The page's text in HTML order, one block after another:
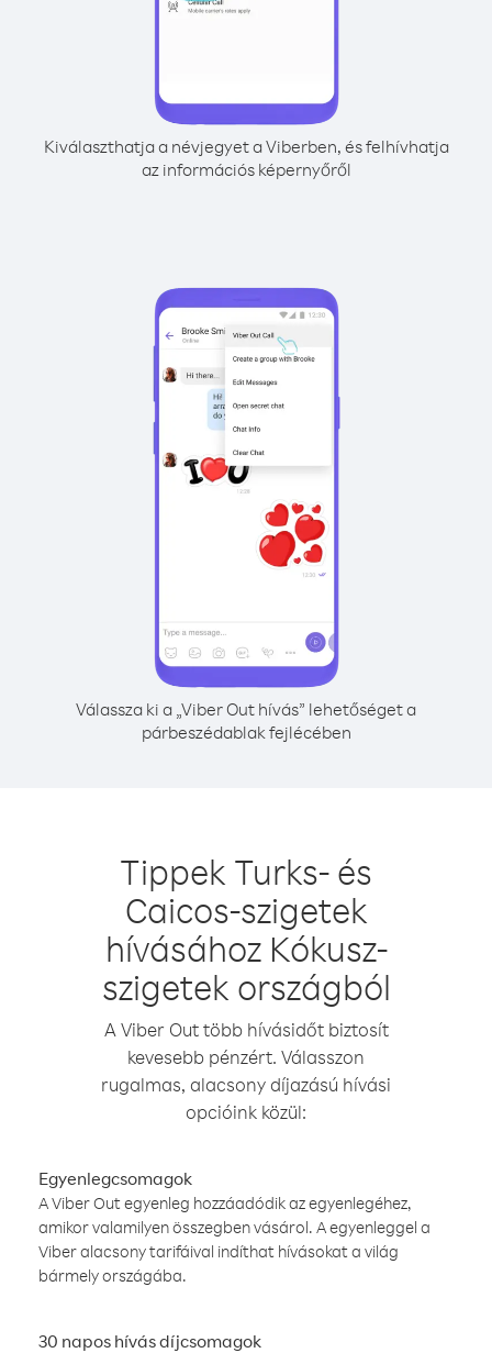
Kiválaszthatja a névjegyet a Viberben, és felhívhatja
az információs képernyőről
Válassza ki a „Viber Out hívás” lehetőséget a
párbeszédablak fejlécében
Tippek Turks- és
Caicos-szigetek
hívásához Kókusz-
szigetek országból
A Viber Out több hívásidőt biztosít
kevesebb pénzért. Válasszon
rugalmas, alacsony díjazású hívási
opcióink közül:
Egyenlegcsomagok
A Viber Out egyenleg hozzáadódik az egyenlegéhez,
amikor valamilyen összegben vásárol. A egyenleggel a
Viber alacsony tarifáival indíthat hívásokat a világ
bármely országába.
30 napos hívás díjcsomagok